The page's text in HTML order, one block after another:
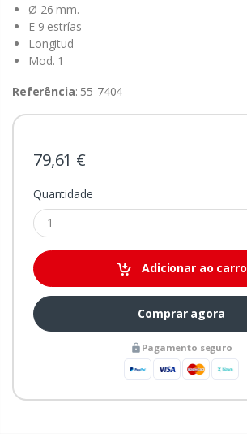
Ø 26 mm.
E 9 estrías
Longitud
Mod. 1
Referência: 55-7404
79,61 €
Quantidade
Adicionar ao carro
Comprar agora
Pagamento seguro